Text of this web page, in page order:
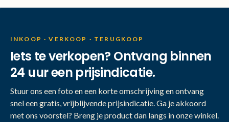
INKOOP · VERKOOP · TERUGKOOP
Iets te verkopen? Ontvang binnen
24 uur een prijsindicatie.
Stuur ons een foto en een korte omschrijving en ontvang
snel een gratis, vrijblijvende prijsindicatie. Ga je akkoord
met ons voorstel? Breng je product dan langs in onze winkel.